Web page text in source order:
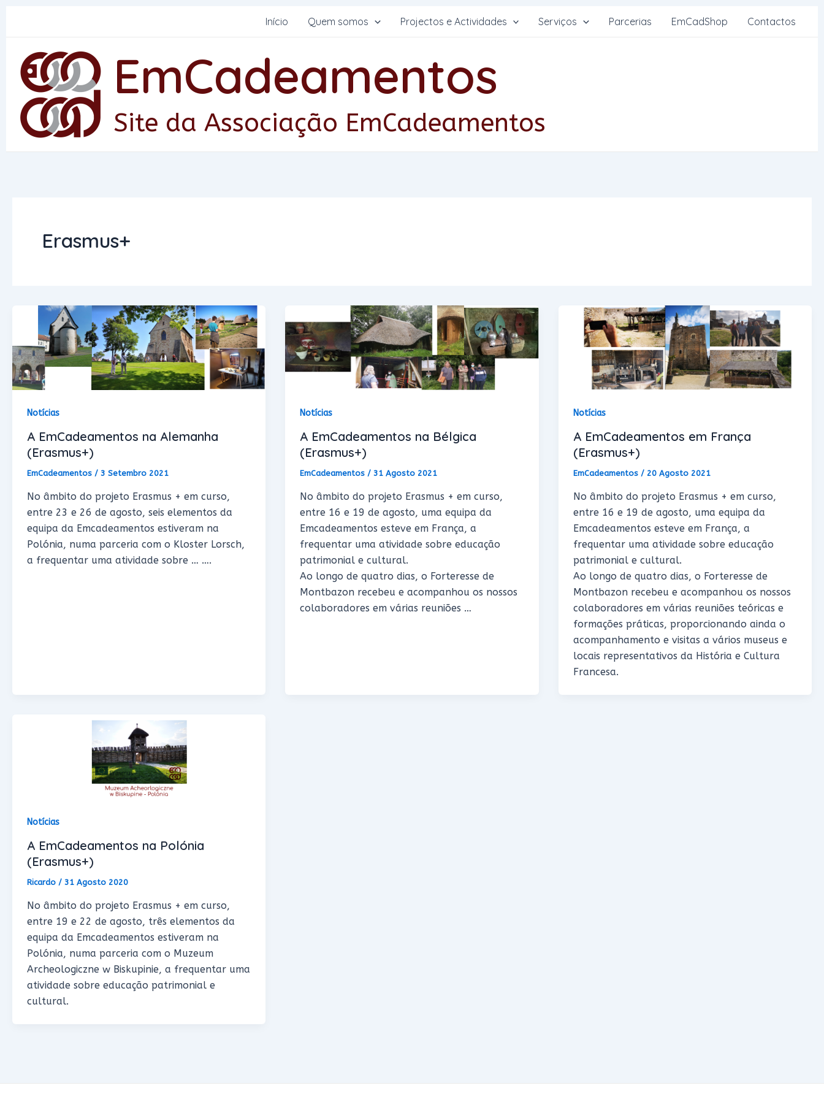
Início Quem somos Projectos e Actividades Serviços Parcerias EmCadShop Contactos
EmCadeamentos
Site da Associação EmCadeamentos
Erasmus+
Notícias
A EmCadeamentos na Alemanha
(Erasmus+)
EmCadeamentos / 3 Setembro 2021
No âmbito do projeto Erasmus + em curso,
entre 23 e 26 de agosto, seis elementos da
equipa da Emcadeamentos estiveram na
Polónia, numa parceria com o Kloster Lorsch,
a frequentar uma atividade sobre … ….
Notícias
A EmCadeamentos na Bélgica
(Erasmus+)
EmCadeamentos/31 Agosto 2021
No âmbito do projeto Erasmus + em curso,
entre 16 e 19 de agosto, uma equipa da
Emcadeamentos esteve em França, a
frequentar uma atividade sobre educação
patrimonial e cultural.
Ao longo de quatro dias, o Forteresse de
Montbazon recebeu e acompanhou os nossos
colaboradores em várias reuniões …
Notícias
A EmCadeamentos em França
(Erasmus+)
EmCadeamentos / 20 Agosto 2021
No âmbito do projeto Erasmus + em curso,
entre 16 e 19 de agosto, uma equipa da
Emcadeamentos esteve em França, a
frequentar uma atividade sobre educação
patrimonial e cultural.
Ao longo de quatro dias, o Forteresse de
Montbazon recebeu e acompanhou os nossos
colaboradores em várias reuniões teóricas e
formações práticas, proporcionando ainda o
acompanhamento e visitas a vários museus e
locais representativos da História e Cultura
Francesa.
Notícias
A EmCadeamentos na Polónia
(Erasmus+)
Ricardo / 31 Agosto 2020
No âmbito do projeto Erasmus + em curso,
entre 19 e 22 de agosto, três elementos da
equipa da Emcadeamentos estiveram na
Polónia, numa parceria com o Muzeum
Archeologiczne w Biskupinie, a frequentar uma
atividade sobre educação patrimonial e
cultural.